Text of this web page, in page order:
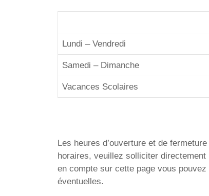
Lundi – Vendredi
Samedi – Dimanche
Vacances Scolaires
Les heures d’ouverture et de
horaires, veuillez solliciter
en compte sur cette page vous
éventuelles.